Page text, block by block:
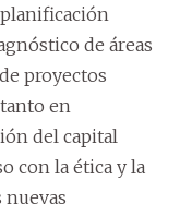
de áreas
proyectos
en
del capital
con la ética y la
nuevas